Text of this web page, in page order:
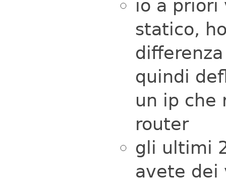
io a priori
statico,
quindi
un ip che
router
gli ultimi
avete dei